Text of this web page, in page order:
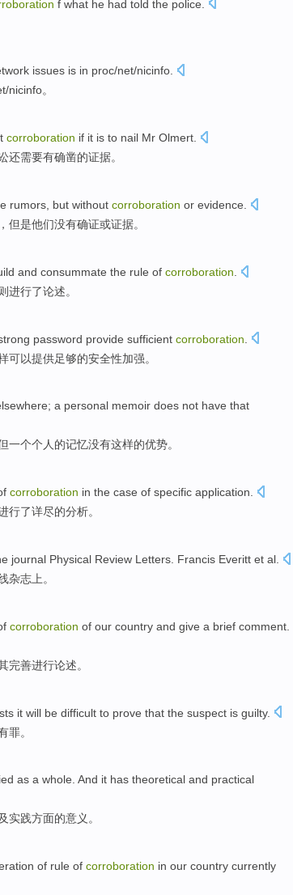
f what he had told the police
issues is in proc/net/nicinfo.
nicinfo。
corroboration if it is to nail Mr Olmert.
还需要有确凿的证据。
rumors but without corroboration or evidence
， 但是他们没有确证或证据。
and consummate the rule of corroboration
进行了论述。
password provide sufficient corroboration
可以提供足够的安全性加强。
; a personal memoir does not have that
一个个人的记忆没有这样的优势。
corroboration in the case of specific application
行了详尽的分析。
journal Physical Review Letters. Francis Everitt et al.
杂志 上。
corroboration of our country and give a brief comment.
完善进行论述。
it will be difficult to prove that the suspect is guilty.
罪。
as a whole. And it has theoretical and practical
实践方面的意义。
of rule of corroboration in our country currently